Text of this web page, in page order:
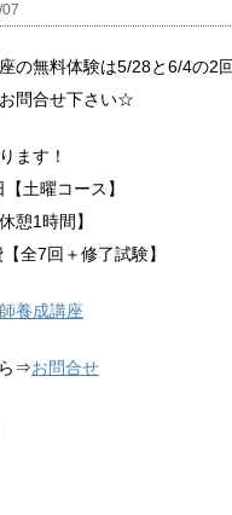
の無料体験は5/28と6/4の2
問合せ下さい☆
ます！
土曜コース】
憩1時間】
全7回＋修了試験】
養成講座
⇒お問合せ